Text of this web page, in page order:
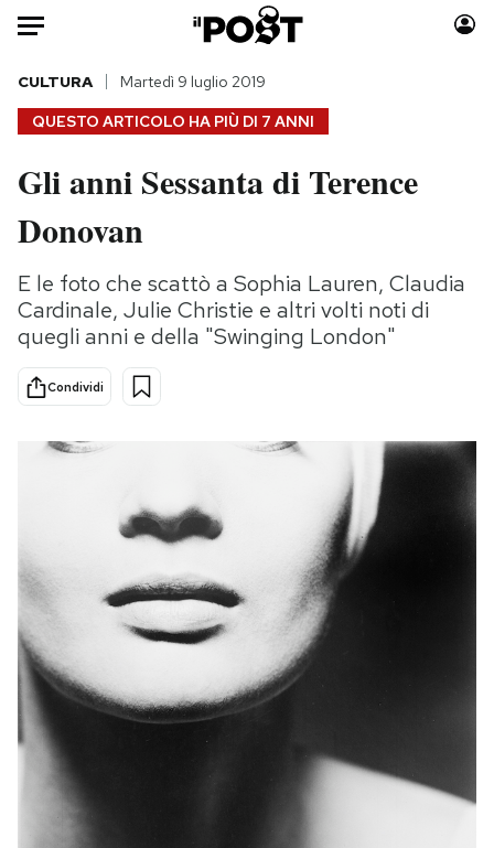
Auto
HOME
Italia
Politica
Tecnologia
Internet
Scienza
Cultura
Economia
Sport
Moda
Storie/Idee
Ok Boomer!
Media
Mondiali calcio 2026
PODCAST
NEWSLETTER
I MIEI PREFERITI
SHOP
QUESTO ARTICOLO HA PIÙ DI 7 ANNI
CULTURA Martedì 9 luglio 2019
Gli anni Sessanta di Terence
Donovan
E le foto che scattò a Sophia Lauren, Claudia
Cardinale, Julie Christie e altri volti noti di
quegli anni e della "Swinging London"
Condividi